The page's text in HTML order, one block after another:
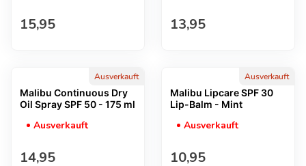
Regulärer Preis
15,95 Regulärer Preis
13,95
Ausverkauft
Malibu Continuous Dry
Oil Spray SPF 50 - 175 ml
Ausverkauft
Regulärer Preis
14,95
Ausverkauft
Malibu Lipcare SPF 30
Lip-Balm - Mint
Ausverkauft
Regulärer Preis
10,95